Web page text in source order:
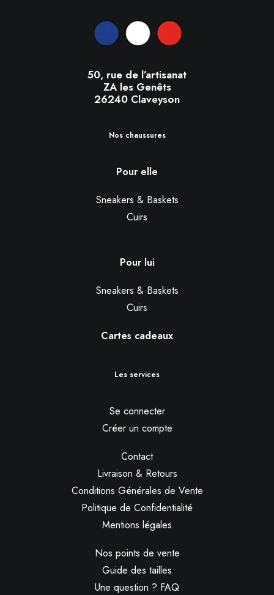
50, rue de l’artisanat
ZA les Genêts
26240 Claveyson
Nos chaussures
Pour elle
Sneakers & Baskets
Cuirs
Pour lui
Sneakers & Baskets
Cuirs
Cartes cadeaux
Les services
Se connecter
Créer un compte
Contact
Livraison & Retours
Conditions Générales de Vente
Politique de Confidentialité
Mentions légales
Nos points de vente
Guide des tailles
Une question ? FAQ